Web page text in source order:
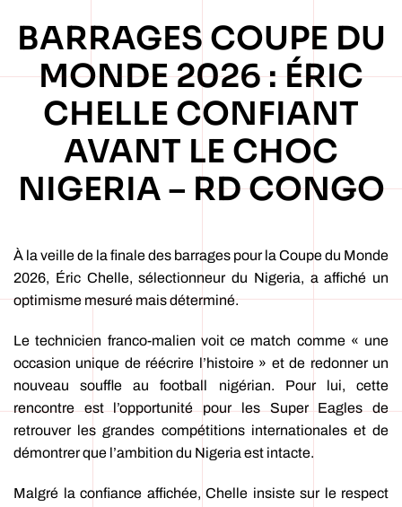
BARRAGES COUPE DU
MONDE 2026 : ÉRIC
CHELLE CONFIANT
AVANT LE CHOC
NIGERIA – RD CONGO
À la veille de la finale des barrages pour la Coupe du Monde
2026, Éric Chelle, sélectionneur du Nigeria, a affiché un
optimisme mesuré mais déterminé.
Le technicien franco-malien voit ce match comme « une
occasion unique de réécrire l’histoire » et de redonner un
nouveau souffle au football nigérian. Pour lui, cette
rencontre est l’opportunité pour les Super Eagles de
retrouver les grandes compétitions internationales et de
démontrer que l’ambition du Nigeria est intacte.
Malgré la confiance affichée, Chelle insiste sur le respect